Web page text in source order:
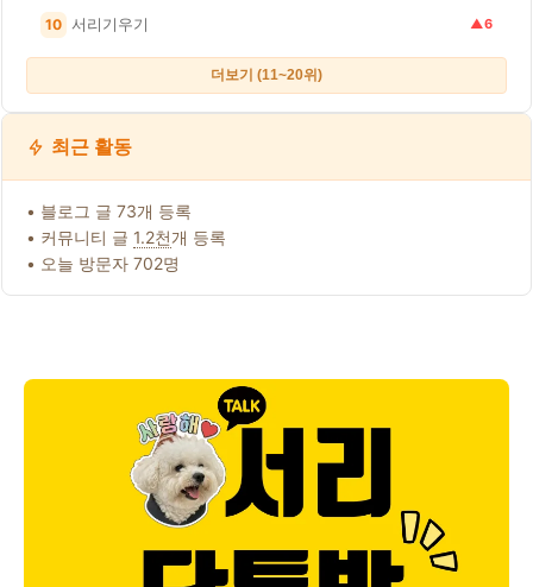
10 서리기우기 ▲6
더보기 (11~20위)
최근 활동
• 블로그 글 73개 등록
• 커뮤니티 글 1.2천개 등록
• 오늘 방문자 702명